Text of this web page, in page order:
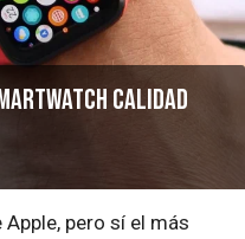
calidad
pero sí el más